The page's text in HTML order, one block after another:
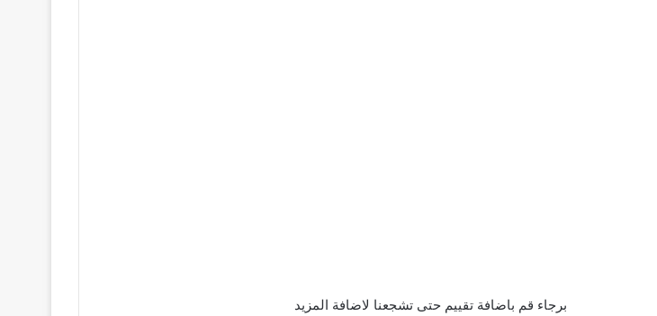
برجاء قم باضافة تقييم حتى تشجعنا لاضافة المزيد